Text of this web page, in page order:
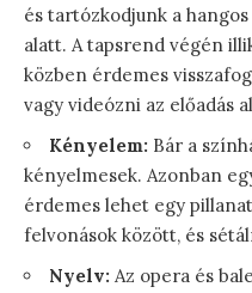
és tartózkodjunk a
alatt. A tapsrend végén
közben érdemes
vagy videózni az előadás
Kényelem: Bár a
kényelmesek. Azonban
érdemes lehet egy
felvonások között, és
Nyelv: Az opera és